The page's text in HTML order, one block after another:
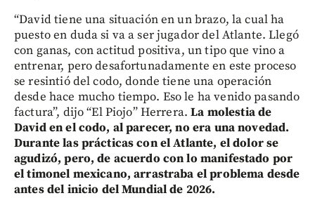
“David tiene una situación en un brazo, la cual ha
puesto en duda si va a ser jugador del Atlante. Llegó
con ganas, con actitud positiva, un tipo que vino a
entrenar, pero desafortunadamente en este proceso
se resintió del codo, donde tiene una operación
desde hace mucho tiempo. Eso le ha venido pasando
factura”, dijo “El Piojo” Herrera. La molestia de
David en el codo, al parecer, no era una novedad.
Durante las prácticas con el Atlante, el dolor se
agudizó, pero, de acuerdo con lo manifestado por
el timonel mexicano, arrastraba el problema desde
antes del inicio del Mundial de 2026.